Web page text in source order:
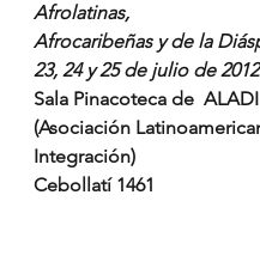
Afrolatinas,
Afrocaribeñas y de la
23, 24 y 25 de julio de 2012
Sala Pinacoteca de  ALADI
(Asociación
Integración)
Cebollatí 1461